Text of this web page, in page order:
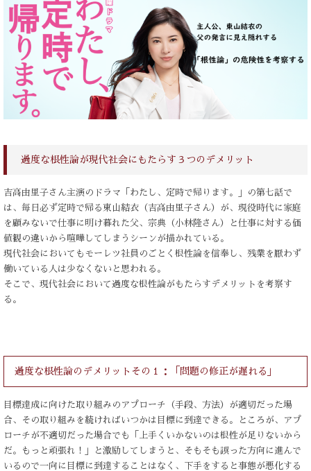
過度な根性論が現代社会にもたらす３つのデメリット
吉高由里子さん主演のドラマ「わたし、定時で帰ります。」の第七話で
は、毎日必ず定時で帰る東山結衣（吉高由里子さん）が、現役時代に家庭
を顧みないで仕事に明け暮れた父、宗典（小林隆さん）と仕事に対する価
値観の違いから喧嘩してしまうシーンが描かれている。
現代社会においてもモーレツ社員のごとく根性論を信奉し、残業を厭わず
働いている人は少なくないと思われる。
そこで、現代社会において過度な根性論がもたらすデメリットを考察す
る。
過度な根性論のデメリットその１：「問題の修正が遅れる」
目標達成に向けた取り組みのアプローチ（手段、方法）が適切だった場
合、その取り組みを続ければいつかは目標に到達できる。ところが、アプ
ローチが不適切だった場合でも「上手くいかないのは根性が足りないから
だ。もっと頑張れ！」と激励してしまうと、そもそも誤った方向に進んで
いるので一向に目標に到達することはなく、下手をすると事態が悪化する